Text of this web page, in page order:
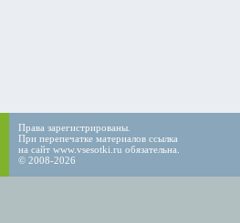
Права зарегистрированы.
При перепечатке материалов ссылка
на сайт www.vsesotki.ru обязательна.
© 2008-2026